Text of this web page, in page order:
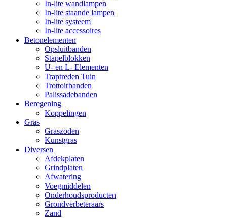
In-lite wandlampen
In-lite staande lampen
In-lite systeem
In-lite accessoires
Betonelementen
Opsluitbanden
Stapelblokken
U- en L- Elementen
Traptreden Tuin
Trottoirbanden
Palissadebanden
Beregening
Koppelingen
Gras
Graszoden
Kunstgras
Diversen
Afdekplaten
Grindplaten
Afwatering
Voegmiddelen
Onderhoudsproducten
Grondverbeteraars
Zand